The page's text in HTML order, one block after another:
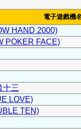
電子遊戲機
HAND 2000)
POKER FACE)
十三
LOVE)
TEN)